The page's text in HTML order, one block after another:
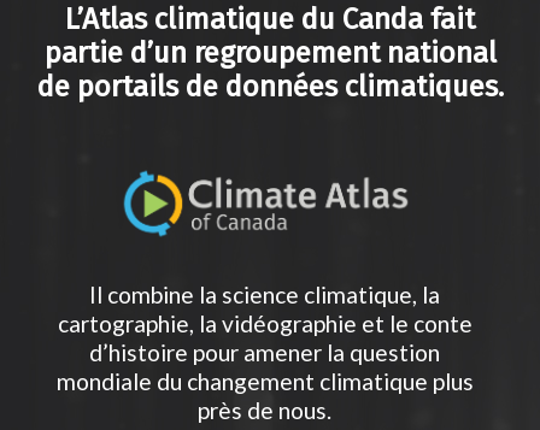
L’Atlas climatique du Canda fait
partie d’un regroupement national
de portails de données climatiques.
Il combine la science climatique, la
cartographie, la vidéographie et le conte
d’histoire pour amener la question
mondiale du changement climatique plus
près de nous.